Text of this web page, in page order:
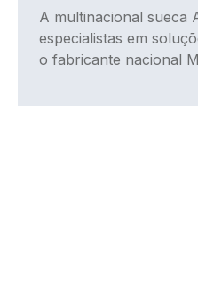
A multinacional sueca
especialistas em
o fabricante nacional